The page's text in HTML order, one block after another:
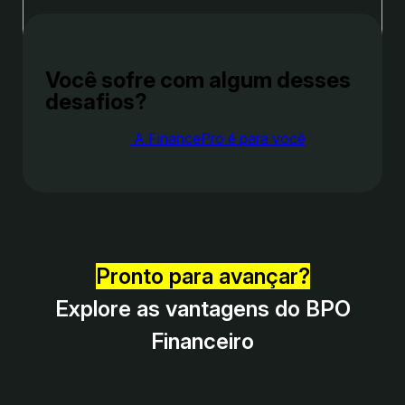
Você sofre com algum desses
desafios?
A FinancePro é para você
Pronto para avançar?
Explore as vantagens do BPO
Financeiro